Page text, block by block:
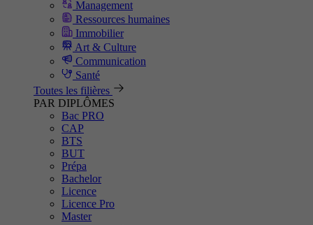
Management
Ressources humaines
Immobilier
Art & Culture
Communication
Santé
Toutes les filières
PAR DIPLÔMES
Bac PRO
CAP
BTS
BUT
Prépa
Bachelor
Licence
Licence Pro
Master